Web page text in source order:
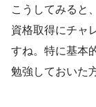
こうしてみると
資格取得にチャ
すね。特に基本
勉強しておいた